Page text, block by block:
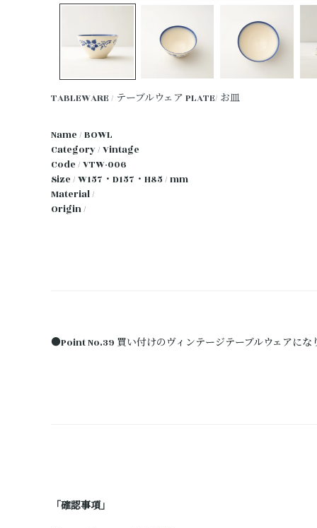
TABLEWARE / テーブルウェア PLATE/ お皿
Name / BOWL
Category / Vintage
Code / VTW-006
Size / W157・D157・H85 / mm
Material /
Origin /
●Point No.39 買い付けのヴィンテージテーブルウェアにな
「確認事項」